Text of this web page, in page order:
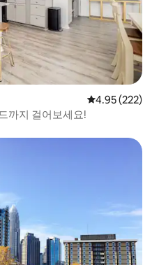
평점 4.95점(5
4.95 (222)
까지 걸어보세요!